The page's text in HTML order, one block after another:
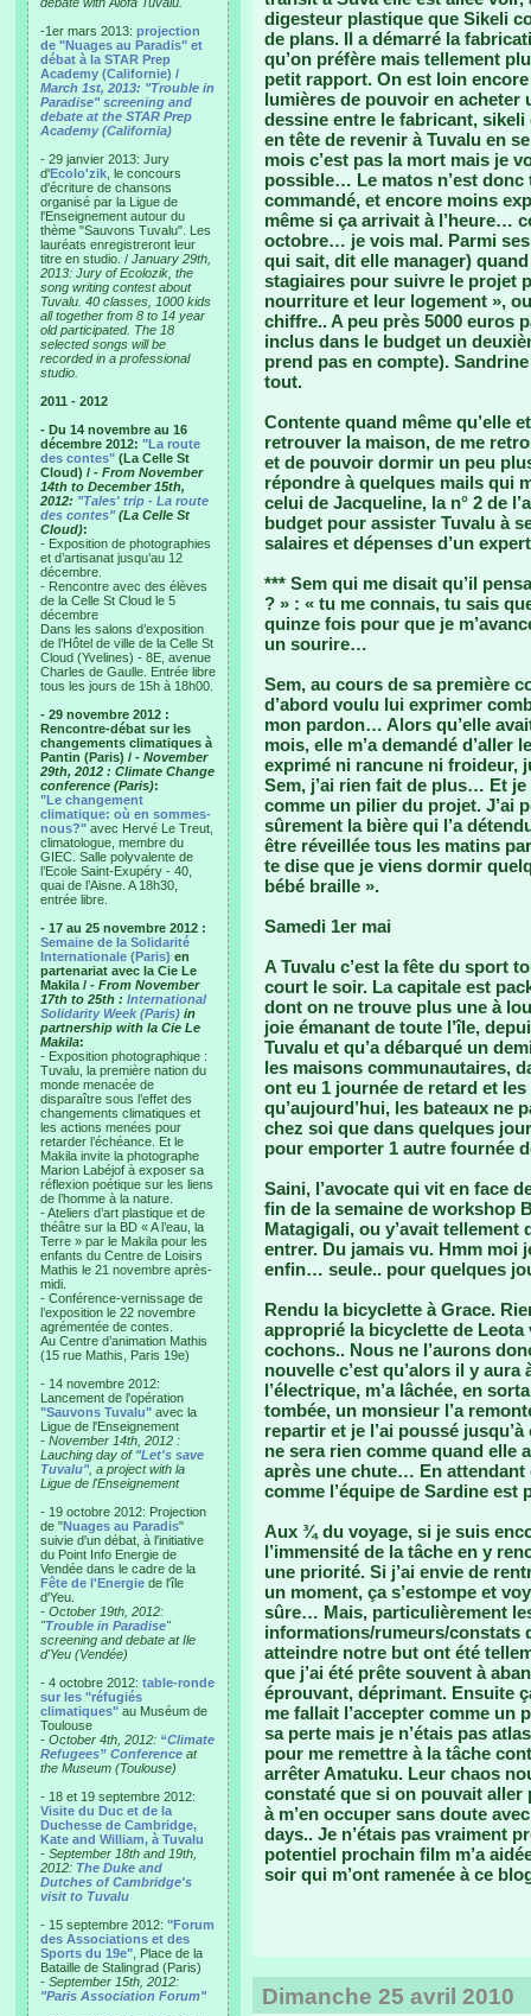
-1er mars 2013: projection
de "Nuages au Paradis" et
débat à la STAR Prep
Academy (Californie) /
March 1st, 2013: "Trouble in
Paradise" screening and
debate at the STAR Prep
Academy (California)
- 29 janvier 2013: Jury
d'Ecolo'zik , le concours
d'écriture de chansons
organisé par la Ligue de
l'Enseignement autour du
thème "Sauvons Tuvalu". Les
lauréats enregistreront leur
titre en studio. / January 29th,
2013: Jury of Ecolozik, the
song writing contest about
Tuvalu. 40 classes, 1000 kids
all together from 8 to 14 year
old participated. The 18
selected songs will be
recorded in a professional
studio.
2011 - 2012
- Du 14 novembre au 16
décembre 2012: "La route
des contes" (La Celle St
Cloud) / - From November
14th to December 15th,
2012: "Tales' trip - La route
des contes"(La Celle St
Cloud):
- Exposition de photographies
et d’artisanat jusqu’au 12
décembre.
- Rencontre avec des élèves
de la Celle St Cloud le 5
décembre
Dans les salons d’exposition
de l’Hôtel de ville de la Celle St
Cloud (Yvelines) - 8E, avenue
Charles de Gaulle. Entrée libre
tous les jours de 15h à 18h00.
- 29 novembre 2012 :
Rencontre-débat sur les
changements climatiques à
Pantin (Paris) / - November
29th, 2012 : Climate Change
conference (Paris):
"Le changement
climatique: où en sommes-
nous?" avec Hervé Le Treut,
climatologue, membre du
GIEC. Salle polyvalente de
l’Ecole Saint-Exupéry - 40,
quai de l’Aisne. A 18h30,
entrée libre.
- 17 au 25 novembre 2012 :
Semaine de la Solidarité
Internationale (Paris) en
partenariat avec la Cie Le
Makila / - From November
17th to 25th : International
Solidarity Week (Paris) in
partnership with la Cie Le
Makila:
- Exposition photographique :
Tuvalu, la première nation du
monde menacée de
disparaître sous l’effet des
changements climatiques et
les actions menées pour
retarder l’échéance. Et le
Makila invite la photographe
Marion Labéjof à exposer sa
réflexion poétique sur les liens
de l’homme à la nature.
- Ateliers d’art plastique et de
théâtre sur la BD « A l’eau, la
Terre » par le Makila pour les
enfants du Centre de Loisirs
Mathis le 21 novembre après-
midi.
- Conférence-vernissage de
l’exposition le 22 novembre
agrémentée de contes.
Au Centre d’animation Mathis
(15 rue Mathis, Paris 19e)
- 14 novembre 2012:
Lancement de l'opération
"Sauvons Tuvalu" avec la
Ligue de l'Enseignement
- November 14th, 2012 :
Lauching day of "Let's save
Tuvalu", a project with la
Ligue de l'Enseignement
- 19 octobre 2012: Projection
de "Nuages au Paradis"
suivie d'un débat, à l'initiative
du Point Info Energie de
Vendée dans le cadre de la
Fête de l'Energie de l'île
d'Yeu.
- October 19th, 2012:
"Trouble in Paradise"
screening and debate at Ile
d'Yeu (Vendée)
- 4 octobre 2012: table-ronde
sur les "réfugiés
climatiques" au Muséum de
Toulouse
- October 4th, 2012: “Climate
Refugees” Conference at
the Museum (Toulouse)
- 18 et 19 septembre 2012:
Visite du Duc et de la
Duchesse de Cambridge,
Kate and William, à Tuvalu
- September 18th and 19th,
2012: The Duke and
Dutches of Cambridge's
visit to Tuvalu
- 15 septembre 2012: "Forum
des Associations et des
Sports du 19e" , Place de la
Bataille de Stalingrad (Paris)
- September 15th, 2012:
"Paris Association Forum"
digesteur plastique que Sikeli
de plans. Il a démarré la
qu’on préfère mais tellement
petit rapport. On est loin
lumières de pouvoir en acheter
dessine entre le fabricant,
en tête de revenir à Tuvalu en
mois c’est pas la mort mais je
possible… Le matos n’est
commandé, et encore moins
même si ça arrivait à l’heure…
octobre… je vois mal. Parmi
qui sait, dit elle manager)
stagiaires pour suivre le projet
nourriture et leur logement »,
chiffre.. A peu près 5000 euros
inclus dans le budget un
prend pas en compte).
tout.
Contente quand même qu’elle
retrouver la maison, de me
et de pouvoir dormir un peu
répondre à quelques mails qui
celui de Jacqueline, la n° 2 de
budget pour assister Tuvalu à
salaires et dépenses d’un
*** Sem qui me disait qu’il
? » : « tu me connais, tu sais
quinze fois pour que je
un sourire…
Sem, au cours de sa première
d’abord voulu lui exprimer
mon pardon… Alors qu’elle
mois, elle m’a demandé d’aller
exprimé ni rancune ni froideur,
Sem, j’ai rien fait de plus… Et
comme un pilier du projet. J’ai
sûrement la bière qui l’a
être réveillée tous les matins
te dise que je viens dormir
bébé braille ».
Samedi 1er mai
A Tuvalu c’est la fête du sport
court le soir. La capitale est
dont on ne trouve plus une à
joie émanant de toute l’île,
Tuvalu et qu’a débarqué un
les maisons communautaires,
ont eu 1 journée de retard et
qu’aujourd’hui, les bateaux ne
chez soi que dans quelques
pour emporter 1 autre fournée
Saini, l’avocate qui vit en face
fin de la semaine de workshop
Matagigali, ou y’avait
entrer. Du jamais vu. Hmm moi
enfin… seule.. pour quelques
Rendu la bicyclette à Grace.
approprié la bicyclette de Leota
cochons.. Nous ne l’aurons
nouvelle c’est qu’alors il y
l’électrique, m’a lâchée, en
tombée, un monsieur l’a
repartir et je l’ai poussé
ne sera rien comme quand elle
après une chute… En attendant
comme l’équipe de Sardine est
Aux ¾ du voyage, si je suis
l’immensité de la tâche en y
une priorité. Si j’ai envie de
un moment, ça s’estompe et
sûre… Mais, particulièrement
informations/rumeurs/constats
atteindre notre but ont été
que j’ai été prête souvent à
éprouvant, déprimant. Ensuite
me fallait l’accepter comme un
sa perte mais je n’étais pas
pour me remettre à la tâche
arrêter Amatuku. Leur chaos
constaté que si on pouvait
à m’en occuper sans doute
days.. Je n’étais pas vraiment
potentiel prochain film m’a
soir qui m’ont ramenée à ce
Dimanche 25 avril 2010